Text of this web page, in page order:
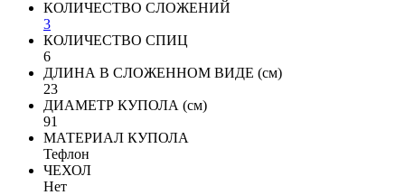
КОЛИЧЕСТВО СЛОЖЕНИЙ
3
КОЛИЧЕСТВО СПИЦ
6
ДЛИНА В СЛОЖЕННОМ ВИДЕ (см)
23
ДИАМЕТР КУПОЛА (см)
91
МАТЕРИАЛ КУПОЛА
Тефлон
ЧЕХОЛ
Нет